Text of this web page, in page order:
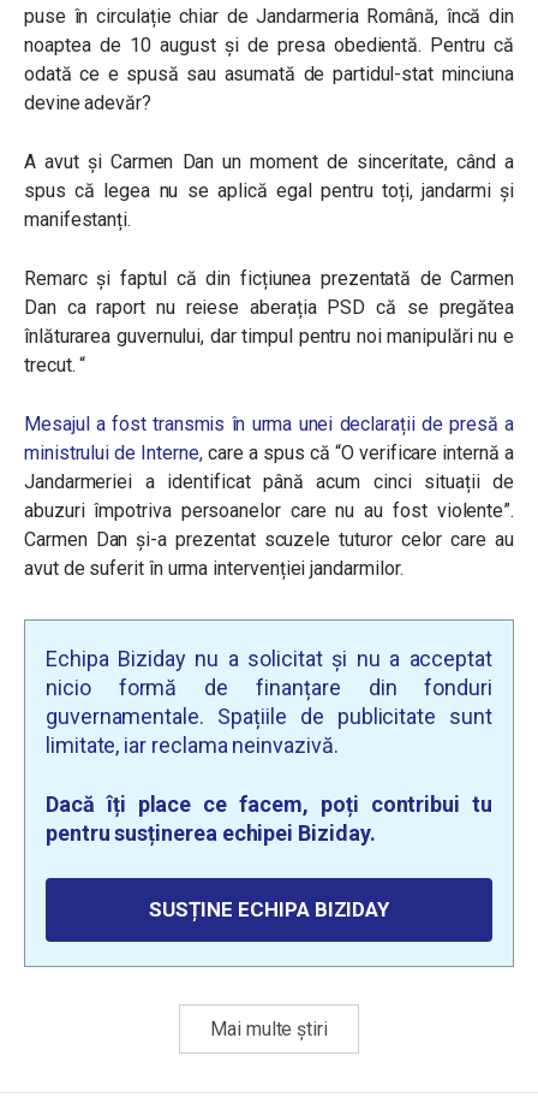
puse în circulație chiar de Jandarmeria Română, încă din
noaptea de 10 august și de presa obedientă. Pentru că
odată ce e spusă sau asumată de partidul-stat minciuna
devine adevăr?
A avut și Carmen Dan un moment de sinceritate, când a
spus că legea nu se aplică egal pentru toți, jandarmi și
manifestanți.
Remarc și faptul că din ficțiunea prezentată de Carmen
Dan ca raport nu reiese aberația PSD că se pregătea
înlăturarea guvernului, dar timpul pentru noi manipulări nu e
trecut. “
Mesajul a fost transmis în urma unei declarații de presă a
ministrului de Interne,care a spus că “O verificare internă a
Jandarmeriei a identificat până acum cinci situații de
abuzuri împotriva persoanelor care nu au fost violente”.
Carmen Dan și-a prezentat scuzele tuturor celor care au
avut de suferit în urma intervenției jandarmilor.
Echipa Biziday nu a solicitat și nu a acceptat
nicio formă de finanțare din fonduri
guvernamentale. Spațiile de publicitate sunt
limitate, iar reclama neinvazivă.
Dacă îți place ce facem, poți contribui tu
pentru susținerea echipei Biziday.
SUSȚINE ECHIPA BIZIDAY
Mai multe știri